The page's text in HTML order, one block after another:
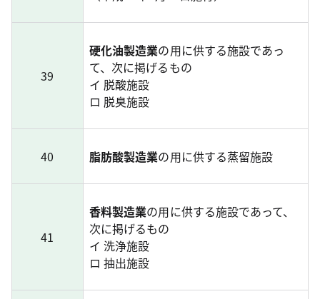
39
硬化油製造業の用に供する施設であっ
て、次に掲げるもの
イ 脱酸施設
ロ 脱臭施設
40 脂肪酸製造業の用に供する蒸留施設
41
香料製造業の用に供する施設であって、
次に掲げるもの
イ 洗浄施設
ロ 抽出施設